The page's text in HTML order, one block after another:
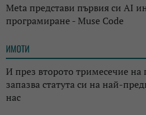
Meta представи първия си AI
програмиране - Muse Code
ИМОТИ
И през второто тримесечие на
запазва статута си на най-
нас